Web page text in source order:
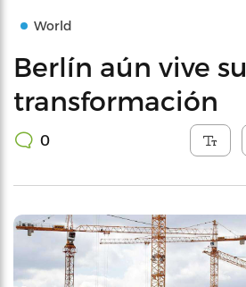
World
Berlín aún vive su
transformación
0